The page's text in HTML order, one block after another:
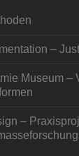
–
Museum –
–